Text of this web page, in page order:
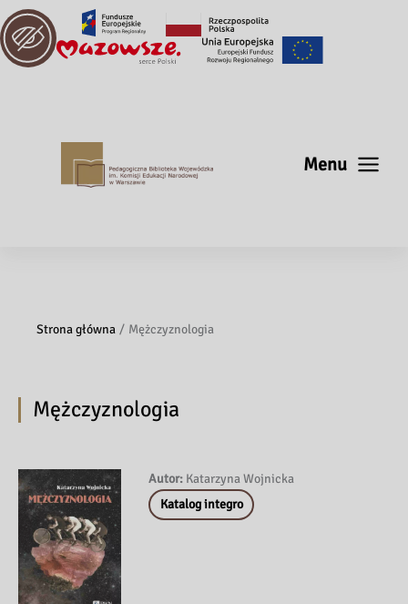
Menu
Strona główna Mężczyznologia
Mężczyznologia
Autor: Katarzyna Wojnicka
Katalog integro